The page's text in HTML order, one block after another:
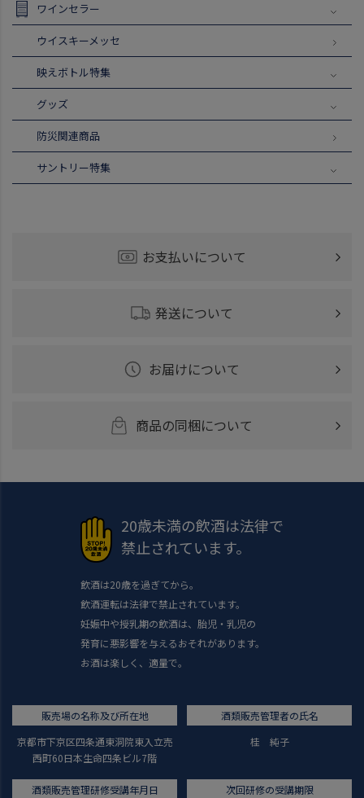
ワインセラー
ウイスキーメッセ
映えボトル特集
グッズ
防災関連商品
サントリー特集
お支払いについて
発送について
お届けについて
商品の同梱について
20歳未満の飲酒は法律で
禁止されています。
飲酒は20歳を過ぎてから。
飲酒運転は法律で禁止されています。
妊娠中や授乳期の飲酒は、胎児・乳児の
発育に悪影響を与えるおそれがあります。
お酒は楽しく、適量で。
販売場の名称及び所在地
京都市下京区四条通東洞院東入立売
西町60日本生命四条ビル7階
酒類販売管理者の氏名
桂 純子
酒類販売管理研修受講年月日
次回研修の受講期限